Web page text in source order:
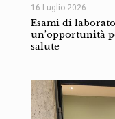
16 Luglio 2026
Esami di
un’opportunità
salute